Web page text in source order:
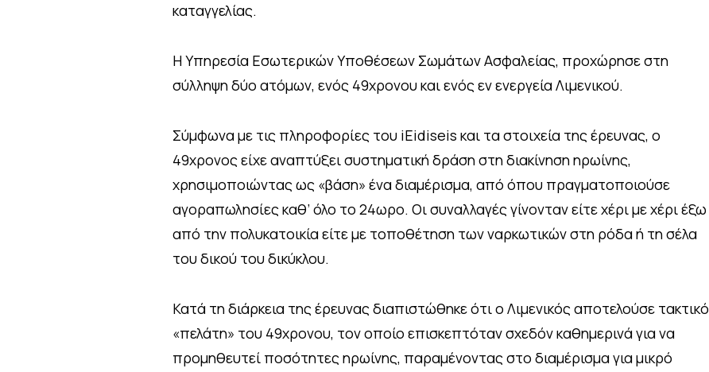
καταγγελίας.
Η Υπηρεσία Εσωτερικών Υποθέσεων Σωμάτων Ασφαλείας, προχώρησε στη
σύλληψη δύο ατόμων, ενός 49χρονου και ενός εν ενεργεία Λιμενικού.
Σύμφωνα με τις πληροφορίες του iEidiseis και τα στοιχεία της έρευνας, ο
49χρονος είχε αναπτύξει συστηματική δράση στη διακίνηση ηρωίνης,
χρησιμοποιώντας ως «βάση» ένα διαμέρισμα, από όπου πραγματοποιούσε
αγοραπωλησίες καθ’ όλο το 24ωρο. Οι συναλλαγές γίνονταν είτε χέρι με χέρι έξω
από την πολυκατοικία είτε με τοποθέτηση των ναρκωτικών στη ρόδα ή τη σέλα
του δικού του δικύκλου.
Κατά τη διάρκεια της έρευνας διαπιστώθηκε ότι ο Λιμενικός αποτελούσε τακτικό
«πελάτη» του 49χρονου, τον οποίο επισκεπτόταν σχεδόν καθημερινά για να
προμηθευτεί ποσότητες ηρωίνης, παραμένοντας στο διαμέρισμα για μικρό